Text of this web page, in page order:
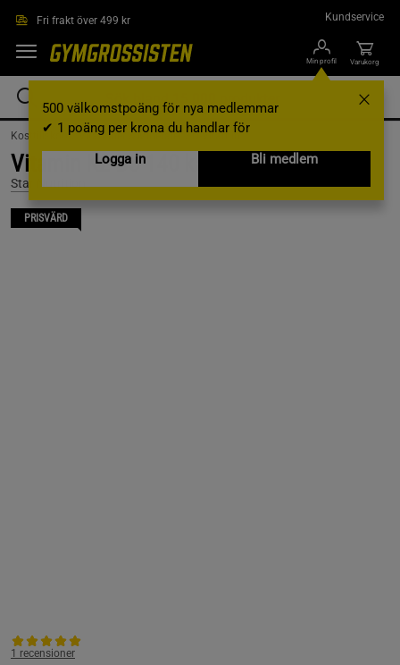
Fri frakt över 499 kr Kundservice
Min profil
500 välkomstpoäng för nya medlemmar
✔ 1 poäng per krona du handlar för
Logga in
Bli medlem
Varukorg
Kosttillskott /Vitaminer & Mineraler /D-Vitamin
Vitamin K2-D3 140 kapslar
Star Nutrition
PRISVÄRD
1 recensioner